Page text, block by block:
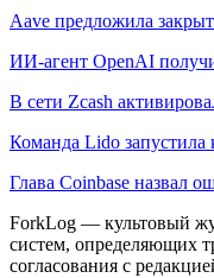
Aave предложила
ИИ-агент OpenAI
В сети Zcash
Команда Lido
Глава Coinbase назвал
ForkLog — культовый
систем, определяющих
согласования с